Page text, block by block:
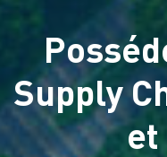
Supply
et